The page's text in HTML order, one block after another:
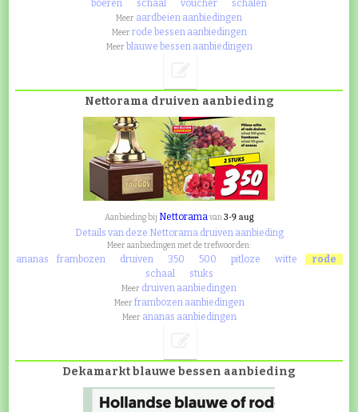
boeren
schaal voucher schalen
Meer aardbeien aanbiedingen
Meer rode bessen aanbiedingen
Meer blauwe bessen aanbiedingen
Nettorama druiven aanbieding
Aanbieding bij Nettoramavan3-9 aug
Details van deze Nettorama druiven aanbieding
Meer aanbiedingen met de trefwoorden:
ananas frambozen druiven 350 500 pitloze witte
rode
schaal
stuks
Meer druiven aanbiedingen
Meer frambozen aanbiedingen
Meer ananas aanbiedingen
Dekamarkt blauwe bessen aanbieding